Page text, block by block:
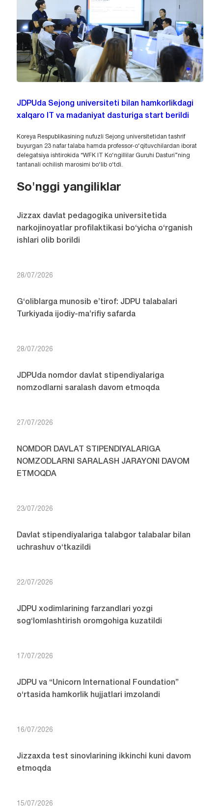
JDPUda Sejong universiteti bilan hamkorlikdagi
xalqaro IT va madaniyat dasturiga start berildi
Koreya Respublikasining nufuzli Sejong universitetidan tashrif
buyurgan 23 nafar talaba hamda professor-o‘qituvchilardan iborat
delegatsiya ishtirokida “WFK IT Ko‘ngillilar Guruhi Dasturi”ning
tantanali ochilish marosimi bo‘lib o‘tdi.
So'nggi yangiliklar
Jizzax davlat pedagogika universitetida
narkojinoyatlar profilaktikasi bo‘yicha o‘rganish
ishlari olib borildi
28/07/2026
G‘oliblarga munosib e’tirof: JDPU talabalari
Turkiyada ijodiy-ma’rifiy safarda
28/07/2026
JDPUda nomdor davlat stipendiyalariga
nomzodlarni saralash davom etmoqda
27/07/2026
NOMDOR DAVLAT STIPENDIYALARIGA
NOMZODLARNI SARALASH JARAYONI DAVOM
ETMOQDA
23/07/2026
Davlat stipendiyalariga talabgor talabalar bilan
uchrashuv o‘tkazildi
22/07/2026
JDPU xodimlarining farzandlari yozgi
sog‘lomlashtirish oromgohiga kuzatildi
17/07/2026
JDPU va “Unicorn International Foundation”
o‘rtasida hamkorlik hujjatlari imzolandi
16/07/2026
Jizzaxda test sinovlarining ikkinchi kuni davom
etmoqda
15/07/2026